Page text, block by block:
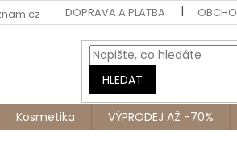
DOPRAVA A PLATBA
HLEDAT
Kosmetika VÝPRODEJ AŽ -70%